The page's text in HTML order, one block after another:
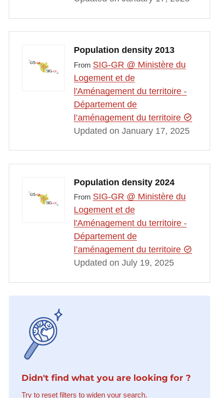
Population density 2013
From SIG-GR @ Ministère du
Logement et de
l'Aménagement du territoire -
Département de
l’aménagement du territoire
Updated on January 17, 2025
Population density 2024
From SIG-GR @ Ministère du
Logement et de
l'Aménagement du territoire -
Département de
l’aménagement du territoire
Updated on July 19, 2025
Didn't find what you are looking for ?
Try to reset filters to widen your search.